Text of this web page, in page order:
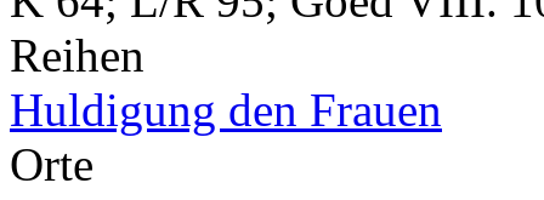
Reihen
Huldigung den Frauen
Orte